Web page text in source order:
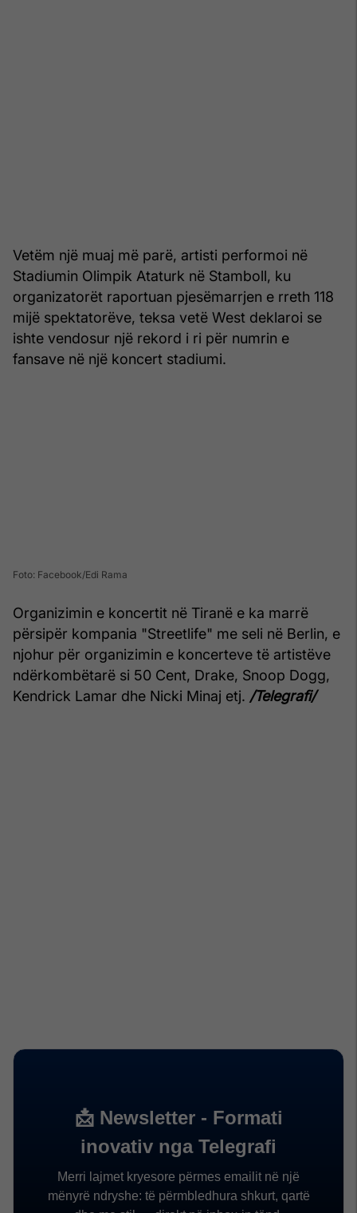
Vetëm një muaj më parë, artisti performoi në
Stadiumin Olimpik Ataturk në Stamboll, ku
organizatorët raportuan pjesëmarrjen e rreth 118
mijë spektatorëve, teksa vetë West deklaroi se
ishte vendosur një rekord i ri për numrin e
fansave në një koncert stadiumi.
Foto: Facebook/Edi Rama
Organizimin e koncertit në Tiranë e ka marrë
përsipër kompania "Streetlife" me seli në Berlin, e
njohur për organizimin e koncerteve të artistëve
ndërkombëtarë si 50 Cent, Drake, Snoop Dogg,
Kendrick Lamar dhe Nicki Minaj etj. /Telegrafi/